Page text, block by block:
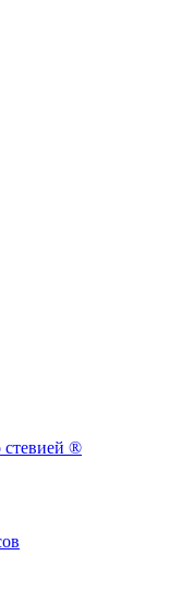
стевией ®